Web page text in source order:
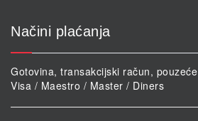
Načini plaćanja
Gotovina, transakcijski račun, pouzeće
Visa / Maestro / Master / Diners